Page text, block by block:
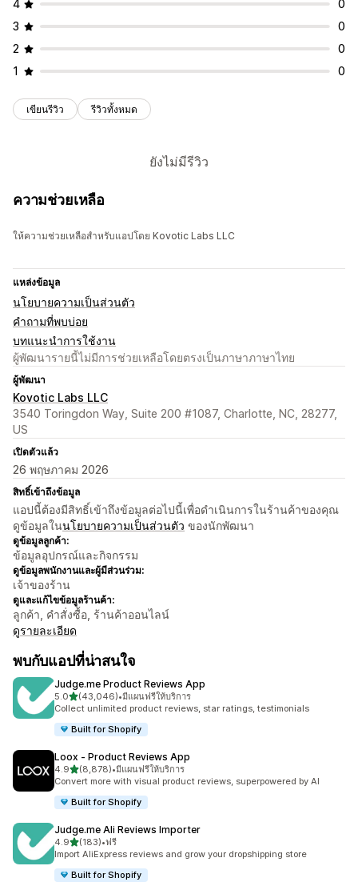
4
0
3
0
2
0
1
0
เขียนรีวิว รีวิวทั้งหมด
ยังไม่มีรีวิว
ความช่วยเหลือ
ให้ความช่วยเหลือสำหรับแอปโดย Kovotic Labs LLC
แหล่งข้อมูล
นโยบายความเป็นส่วนตัว
คำถามที่พบบ่อย
บทแนะนำการใช้งาน
ผู้พัฒนารายนี้ไม่มีการช่วยเหลือโดยตรงเป็นภาษาภาษาไทย
ผู้พัฒนา
Kovotic Labs LLC
3540 Toringdon Way, Suite 200 #1087, Charlotte, NC, 28277,
US
เปิดตัวแล้ว
26 พฤษภาคม 2026
สิทธิ์เข้าถึงข้อมูล
แอปนี้ต้องมีสิทธิ์เข้าถึงข้อมูลต่อไปนี้เพื่อดำเนินการในร้านค้าของคุณ
ดูข้อมูลในนโยบายความเป็นส่วนตัว ของนักพัฒนา
ดูข้อมูลลูกค้า:
ข้อมูลอุปกรณ์และกิจกรรม
ดูข้อมูลพนักงานและผู้มีส่วนร่วม:
เจ้าของร้าน
ดูและแก้ไขข้อมูลร้านค้า:
ลูกค้า, คำสั่งซื้อ, ร้านค้าออนไลน์
ดูรายละเอียด
พบกับแอปที่น่าสนใจ
Judge.me Product Reviews App
5.0เต็ม 5 ดาว
(43,046)
ทั้งหมด 43046 รีวิว
•มีแผนฟรีให้บริการ
Collect unlimited product reviews, star ratings, testimonials
Built for Shopify
Loox ‑ Product Reviews App
4.9เต็ม 5 ดาว
(8,878)
ทั้งหมด 8878 รีวิว
•มีแผนฟรีให้บริการ
Convert more with visual product reviews, superpowered by AI
Built for Shopify
Judge.me Ali Reviews Importer
4.9เต็ม 5 ดาว
(183)
ทั้งหมด 183 รีวิว
•ฟรี
Import AliExpress reviews and grow your dropshipping store
Built for Shopify